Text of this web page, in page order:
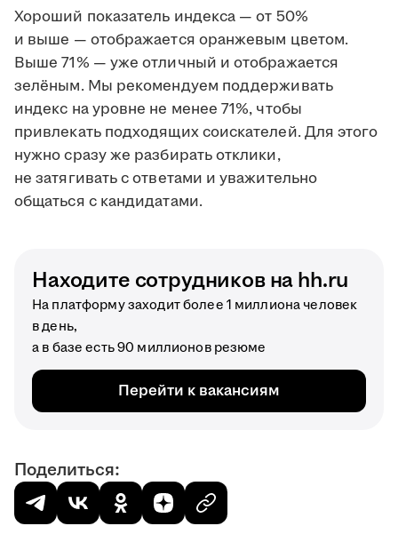
Хороший показатель индекса — от 50%
и выше — отображается оранжевым цветом.
Выше 71% — уже отличный и отображается
зелёным. Мы рекомендуем поддерживать
индекс на уровне не менее 71%, чтобы
привлекать подходящих соискателей. Для этого
нужно сразу же разбирать отклики,
не затягивать с ответами и уважительно
общаться с кандидатами.
Находите сотрудников на hh.ru
На платформу заходит более 1 миллиона человек
в день,
а в базе есть 90 миллионов резюме
Перейти к вакансиям
Поделиться: